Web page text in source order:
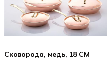
Сковорода, медь, 18 CM